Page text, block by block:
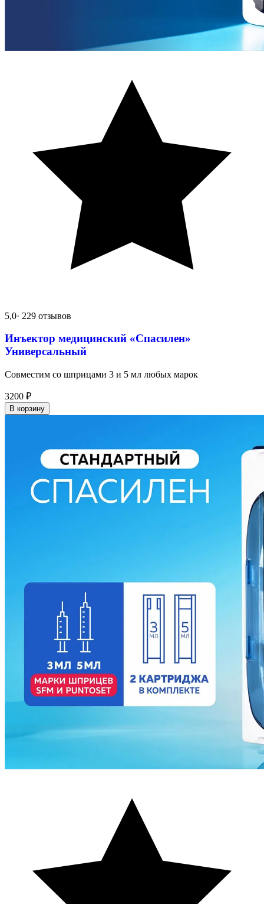
5,0· 229 отзывов
Инъектор медицинский «Спасилен»
Универсальный
Совместим со шприцами 3 и 5 мл любых марок
3200 ₽
В корзину